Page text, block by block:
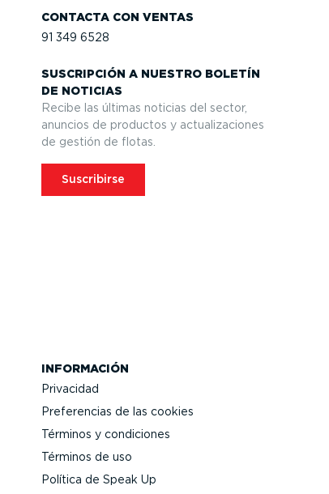
CONTACTA CON VENTAS
91 349 6528
SUSCRIPCIÓN A NUESTRO BOLETÍN
DE NOTICIAS
Recibe las últimas noticias del sector,
anuncios de productos y actua­li­za­ciones
de gestión de flotas.
Suscribirse
INFORMACIÓN
Privacidad
Prefe­rencias de las cookies
Términos y condiciones
Términos de uso
Política de Speak Up